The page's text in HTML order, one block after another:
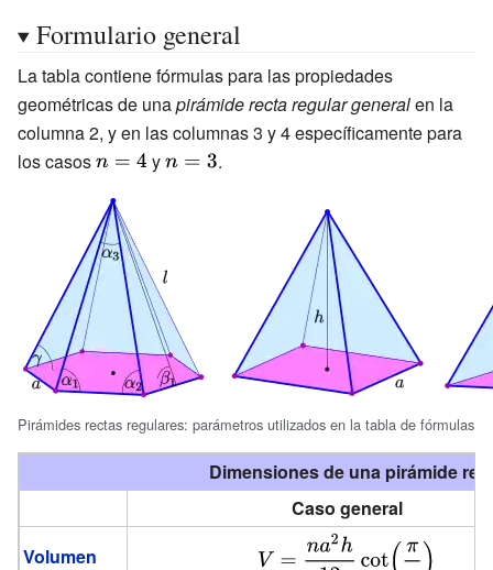
Formulario general
La tabla contiene fórmulas para las propiedades
geométricas de unapirámide recta regular generalen la
columna 2, y en las columnas 3 y 4 específicamente para
los casos{\displaystyle
y{\displaystyle
.
Pirámides rectas regulares: parámetros utilizados en la tabla de fórmulas
Dimensiones de una pirámide
Caso general
Volumen
{\displaystyle